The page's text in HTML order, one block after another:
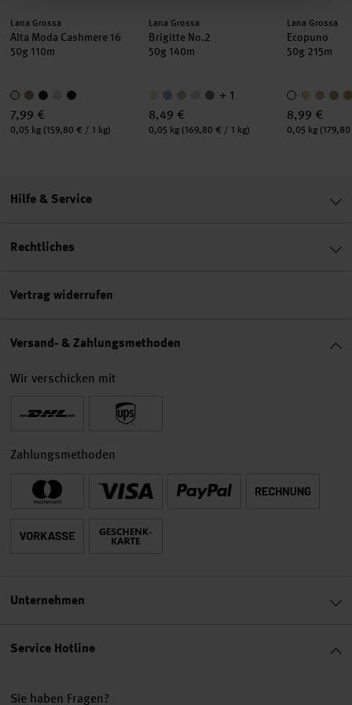
Hersteller:
Lana Grossa
Alta Moda Cashmere 16
50g 110m
7,99 €
Inhalt:
0,05 kg (159,80 € / 1 kg)
Hersteller:
Lana Grossa
Brigitte No.2
50g 140m
+ 1
8,49 €
Inhalt:
0,05 kg (169,80 € / 1 kg)
Hersteller:
Lana Grossa
Ecopuno
50g 215m
8,99 €
Inhalt:
0,05 kg
Service Hotline
Sie haben Fragen?
Hilfe & Service
Rechtliches
Vertrag widerrufen
Versand- & Zahlungsmethoden
Wir verschicken mit
Zahlungsmethoden
Unternehmen